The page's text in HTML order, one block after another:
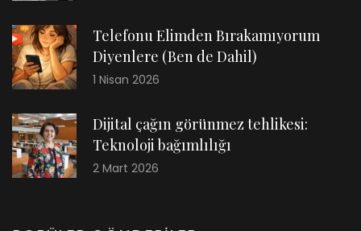
Telefonu Elimden Bırakamıyorum
Diyenlere (Ben de Dahil)
1 Nisan 2026
Dijital çağın görünmez tehlikesi:
Teknoloji bağımlılığı
2 Mart 2026